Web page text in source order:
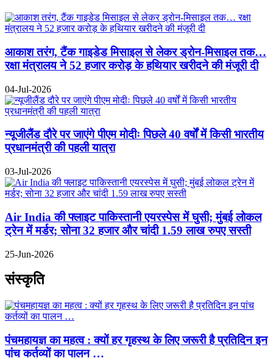
आकाश तरंग, टैंक गाइडेड मिसाइल से लेकर ड्रोन-मिसाइल तक…
रक्षा मंत्रालय ने 52 हजार करोड़ के हथियार खरीदने की मंजूरी दी
04-Jul-2026
न्यूजीलैंड दौरे पर जाएंगे पीएम मोदीः पिछले 40 वर्षों में किसी भारतीय
प्रधानमंत्री की पहली यात्रा
03-Jul-2026
Air India की फ्लाइट पाकिस्तानी एयरस्पेस में घुसी; मुंबई लोकल
ट्रेन में मर्डर; सोना 32 हजार और चांदी 1.59 लाख रुपए सस्ती
25-Jun-2026
संस्कृति
पंचमहायज्ञ का महत्व : क्यों हर गृहस्थ के लिए जरूरी है प्रतिदिन इन
पांच कर्तव्यों का पालन …